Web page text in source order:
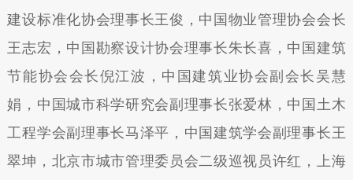
建设标准化协会理事长王俊，中国物业管理协会会长
王志宏，中国勘察设计协会理事长朱长喜，中国建筑
节能协会会长倪江波，中国建筑业协会副会长吴慧
娟，中国城市科学研究会副理事长张爱林，中国土木
工程学会副理事长马泽平，中国建筑学会副理事长王
翠坤，北京市城市管理委员会二级巡视员许红，上海